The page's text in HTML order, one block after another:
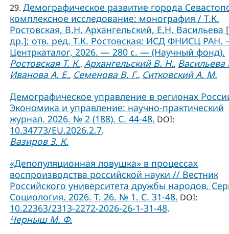
29. Демографическое развитие города
комплексное исследование: монография / Т.К.
Ростовская, В.Н. Архангельский, Е.Н. Васильева
др.]; отв. ред. Т.К. Ростовская; ИСД ФНИСЦ
Центркаталог, 2026. — 280 с. — (Научный фонд).
Ростовская Т. К., Архангельский В. Н., Васильева
Иванова А. Е., Семенова В. Г., Ситковский А. М.
Демографическое управление в регионах
Экономика и управление: научно-практический
журнал. 2026. № 2 (188). С. 44-48. DOI:
10.34773/EU.2026.2.7.
Вазиров З. К.
«Депопуляционная ловушка» в процессах
воспроизводства российской науки // Вестник
Российского университета дружбы народов.
Социология. 2026. Т. 26. № 1. C. 31-48. DOI:
10.22363/2313-2272-2026-26-1-31-48.
Черныш М. Ф.